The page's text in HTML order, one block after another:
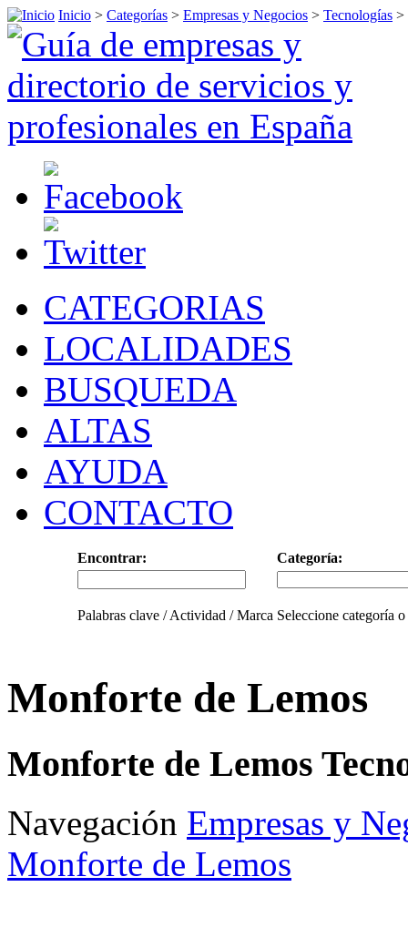
Inicio > Categorías > Empresas y Negocios > Tecnologías >
CATEGORIAS
LOCALIDADES
BUSQUEDA
ALTAS
AYUDA
CONTACTO
Encontrar: Categoría:
Palabras clave / Actividad / Marca Seleccione categoría
Monforte de Lemos
Monforte de Lemos
Navegación Empresas y
Monforte de Lemos